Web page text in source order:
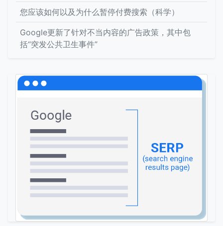
您应该如何以及为什么暂停付费搜索（科学）
Google更新了针对不当内容的广告政策，其中包
括“突发公共卫生事件”